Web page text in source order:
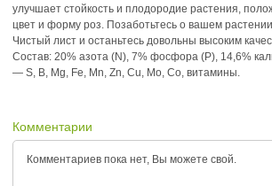
улучшает стойкость и плодородие растения,
цвет и форму роз. Позаботьтесь о вашем
Чистый лист и останьтесь довольны высоким
Состав: 20% азота (N), 7% фосфора (P), 14,6%
— S, B, Mg, Fe, Mn, Zn, Cu, Mo, Co, витамины.
Комментарии
Комментариев пока нет, Вы можете свой.